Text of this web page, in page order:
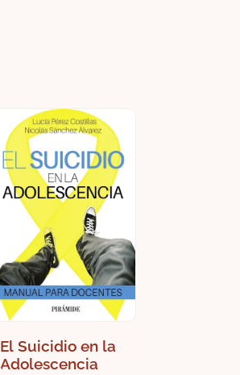
El Suicidio en la
Adolescencia